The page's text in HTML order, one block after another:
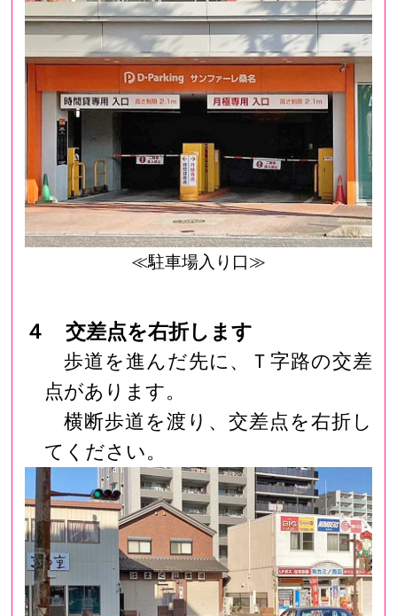
≪駐車場入り口≫
４ 交差点を右折します
歩道を進んだ先に、Ｔ字路の交差
点があります。
横断歩道を渡り、交差点を右折し
てください。